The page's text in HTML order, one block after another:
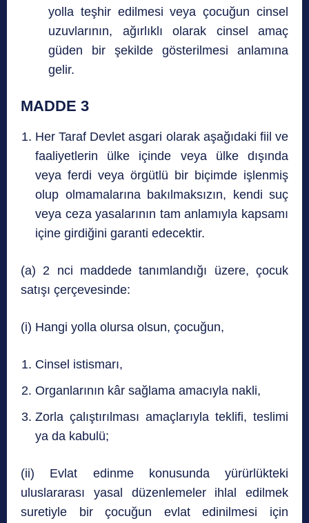
yolla teşhir edilmesi veya çocuğun cinsel
uzuvlarının, ağırlıklı olarak cinsel amaç
güden bir şekilde gösterilmesi anlamına
gelir.
MADDE 3
Her Taraf Devlet asgari olarak aşağıdaki fiil ve
faaliyetlerin ülke içinde veya ülke dışında
veya ferdi veya örgütlü bir biçimde işlenmiş
olup olmamalarına bakılmaksızın, kendi suç
veya ceza yasalarının tam anlamıyla kapsamı
içine girdiğini garanti edecektir.
(a) 2 nci maddede tanımlandığı üzere, çocuk
satışı çerçevesinde:
(i) Hangi yolla olursa olsun, çocuğun,
Cinsel istismarı,
Organlarının kâr sağlama amacıyla nakli,
Zorla çalıştırılması amaçlarıyla teklifi, teslimi
ya da kabulü;
(ii) Evlat edinme konusunda yürürlükteki
uluslararası yasal düzenlemeler ihlal edilmek
suretiyle bir çocuğun evlat edinilmesi için